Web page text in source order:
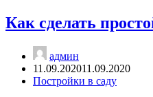
Как сделать
админ
11.09.202011.09.2020
Постройки в саду